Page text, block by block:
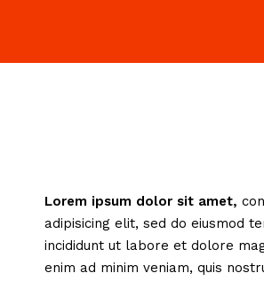
Lorem ipsum dolor sit amet,
adipisicing elit, sed do eiusmod
incididunt ut labore et dolore
enim ad minim veniam, quis